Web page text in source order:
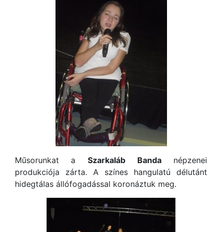
Műsorunkat a Szarkaláb Bandanépzenei
produkciója zárta. A színes hangulatú délutánt
hidegtálas állófogadással koronáztuk meg.